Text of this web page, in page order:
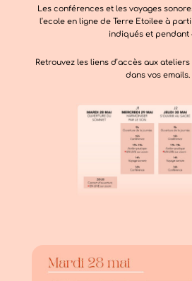
Les conférences et les voyages
l’ecole en ligne de Terre Etoilee à
indiqués et pendant
Retrouvez les liens d’accès aux
dans vos emails.